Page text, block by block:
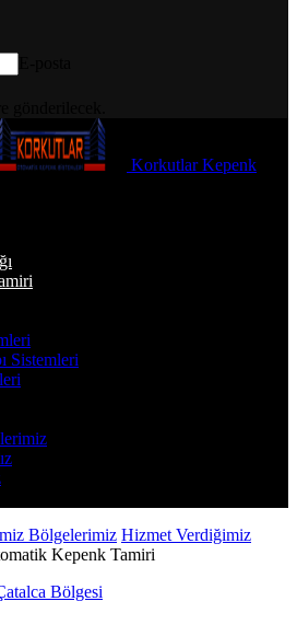
Korkutlar Kepenk
Sistemleri
Bölgelerimiz Hizmet Verdiğimiz
Kepenk Tamiri
Bölgesi